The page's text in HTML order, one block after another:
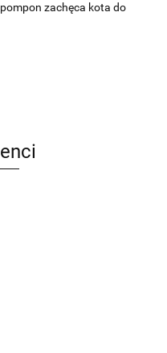
zachęca kota do